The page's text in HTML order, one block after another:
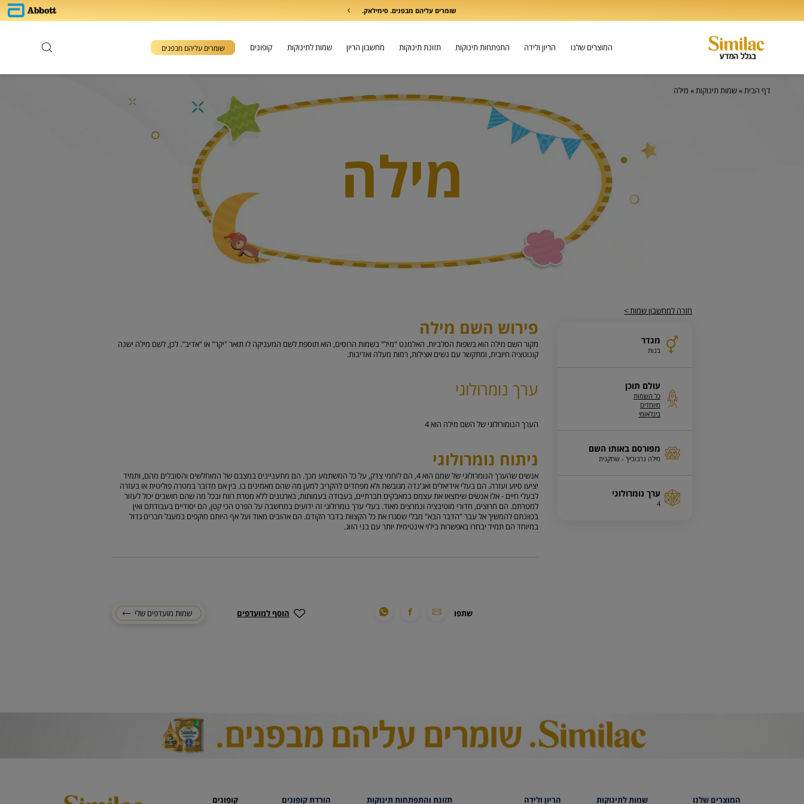
שומרים עליהם מבפנים. סימילאק.
המוצרים שלנו הריון ולידה התפתחות תינוקות תזונת תינוקות מחשבון הריון שמות לתינוקות קופונים שומרים עליהם מבפנים
מילה
דף הבית»שמות תינוקות» מילה
חזרה למחשבון שמות >
מגדר
בנות
עולם תוכן
כל השמות
מיוחדים
בינלאומי
מפורסם באותו השם
מילה גו'בוביץ' - שחקנית
ערך נומרולוגי
4
פירוש השם מילה
מקור השם מילה הוא בשפות הסלביות. האלמנט "מיל" בשמות הרוסים, הוא תוספת לשם המעניקה לו תואר "יקר" או "אדיב". לכן, לשם מילה ישנה
קונוטציה חיובית, ומתקשר עם נשים אצילות, רמות מעלה ואדיבות.
ערך נומרולוגי
הערך הנומורולוגי של השם מילה הוא4
ניתוח נומרולוגי
אנשים שהערך הנומרולוגי של שמם הוא 4, הם לוחמי צדק, על כל המשתמע מכך. הם מתעניינים במצבם של המוחלשים והסובלים מהם, ותמיד
יציעו סיוע ועזרה. הם בעלי אידיאלים ואג'נדה מגובשת ולא מפחדים להקריב למען מה שהם מאמינים בו. בין אם מדובר במטרה פוליטית או בעזרה
לבעלי חיים - אלו אנשים שימצאו את עצמם במאבקים חברתיים, בעבודה בעמותות, בארגונים ללא מטרת רווח ובכל מה שהם חושבים יכול לעזור
למטרתם. הם חרוצים, חדורי מוטיבציה ונמרצים מאוד. בעלי ערך נומרולוגי זה ידועים במחשבה על הפרט הכי קטן, הם יסודיים בעבודתם ואין
בכוונתם להמשיך אל עבר "הדבר הבא" מבלי שסגרו את כל הקצוות בדבר הקודם. הם אהובים מאוד ועל אף היותם מוקפים במעגל חברים גדול
במיוחד הם תמיד יבחרו באפשרות בילוי אינטימית יותר עם בני הזוג.
שתפו הוסף למועדפים שמות מועדפים שלי
המוצרים שלנו שמות לתינוקות הריון ולידה תזונת והתפתחות תינוקות הורדת קופונים קופונים